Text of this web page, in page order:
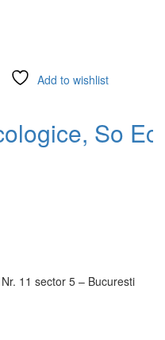
Add to wishlist
So
11 sector 5 – Bucuresti